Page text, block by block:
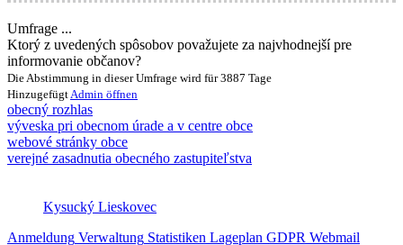
Umfrage ...
Ktorý z uvedených spôsobov považujete za najvhodnejší pre
informovanie občanov?
Die Abstimmung in dieser Umfrage wird für 3887 Tage
Hinzugefügt Admin öffnen
obecný rozhlas
výveska pri obecnom úrade a v centre obce
webové stránky obce
verejné zasadnutia obecného zastupiteľstva
Kysucký Lieskovec
Anmeldung Verwaltung Statistiken Lageplan GDPR Webmail